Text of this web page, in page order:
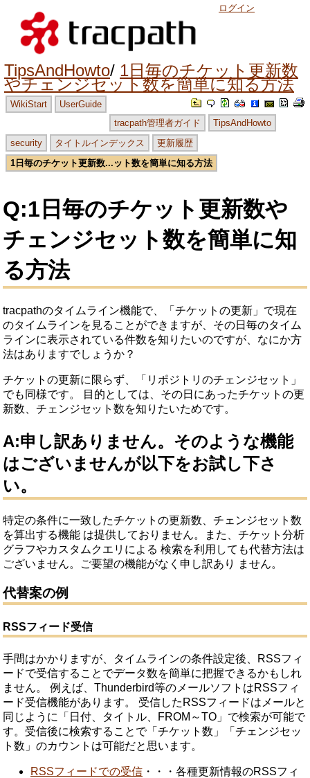
ログイン
TipsAndHowto 1日毎のチケット更新数
やチェンジセット数を簡単に知る方法
WikiStart
UserGuide
tracpath管理者ガイド
TipsAndHowto
security
タイトルインデックス
更新履歴
1日毎のチケット更新数...ット数を簡単に知る方法
Q:1日毎のチケット更新数や
チェンジセット数を簡単に知
る方法
tracpathのタイムライン機能で、「チケットの更新」で現在
のタイムラインを見ることができますが、その日毎のタイム
ラインに表示されている件数を知りたいのですが、なにか方
法はありますでしょうか？
チケットの更新に限らず、「リポジトリのチェンジセット」
でも同様です。
目的としては、その日にあったチケットの更
新数、チェンジセット数を知りたいためです。
A:申し訳ありません。そのような機能
はございませんが以下をお試し下さ
い。
特定の条件に一致したチケットの更新数、チェンジセット数
を算出する機能 は提供しておりません。また、チケット分析
グラフやカスタムクエリによる 検索を利用しても代替方法は
ございません。ご要望の機能がなく申し訳あり
ません。
代替案の例
RSSフィード受信
手間はかかりますが、タイムラインの条件設定後、RSSフィ
ードで受信することでデータ数を簡単に把握できるかもしれ
ません。 例えば、Thunderbird等のメールソフトはRSSフィ
ード受信機能があります。 受信したRSSフィードはメールと
同じように「日付、タイトル、FROM～TO」で検索が可能で
す。受信後に検索することで「チケット数」「チェンジセッ
ト数」のカウントは可能だと思います。
RSSフィードでの受信 ・・・各種更新情報のRSSフィ